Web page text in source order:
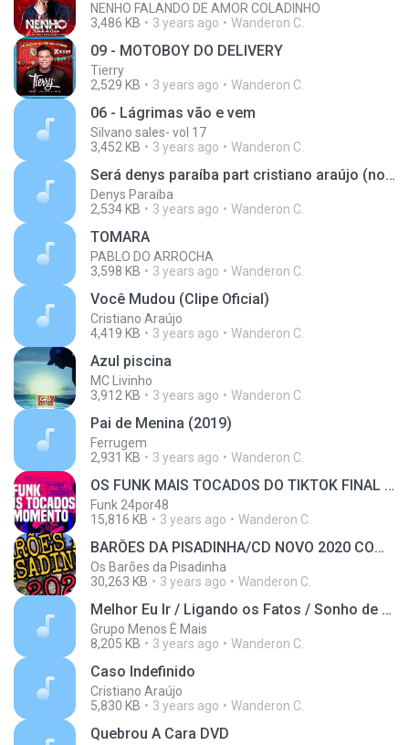
NENHO FALANDO DE AMOR COLADINHO
3,486 KB
3 years ago Wanderon C.
09 - MOTOBOY DO DELIVERY
Tierry
2,529 KB
3 years ago Wanderon C.
06 - Lágrimas vão e vem
Silvano sales- vol 17
3,452 KB
3 years ago Wanderon C.
Será denys paraíba part cristiano araújo (nova versão)
Denys Paraiba
2,534 KB
3 years ago Wanderon C.
TOMARA
PABLO DO ARROCHA
3,598 KB
3 years ago Wanderon C.
Você Mudou (Clipe Oficial)
Cristiano Araújo
4,419 KB
3 years ago Wanderon C.
Azul piscina
MC Livinho
3,912 KB
3 years ago Wanderon C.
Pai de Menina (2019)
Ferrugem
2,931 KB
3 years ago Wanderon C.
OS FUNK MAIS TOCADOS DO TIKTOK FINAL DE ANO 2022 2023 - SET DE FUNK 2022 2023 - PLAYLIST DE FUNK
Funk 24por48
15,816 KB
3 years ago Wanderon C.
BARÕES DA PISADINHA/CD NOVO 2020 COMPLETO
Os Barões da Pisadinha
30,263 KB
3 years ago Wanderon C.
Melhor Eu Ir / Ligando os Fatos / Sonho de Amor / Deixa Eu Te Querer (Ao Vivo) [feat. Di Propósito & Vou Zuar]
Grupo Menos É Mais
8,205 KB
3 years ago Wanderon C.
Caso Indefinido
Cristiano Araújo
5,830 KB
3 years ago Wanderon C.
Quebrou A Cara DVD